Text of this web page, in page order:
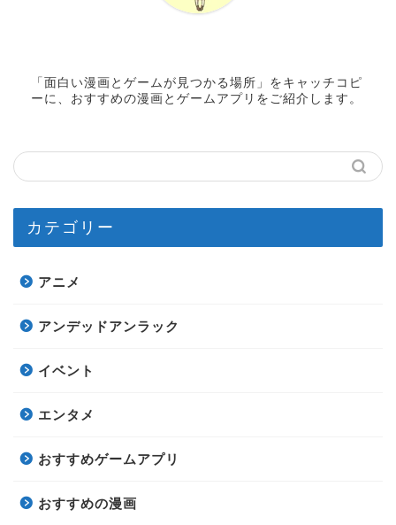
「面白い漫画とゲームが見つかる場所」をキャッチコピ
ーに、おすすめの漫画とゲームアプリをご紹介します。
カテゴリー
アニメ
アンデッドアンラック
イベント
エンタメ
おすすめゲームアプリ
おすすめの漫画